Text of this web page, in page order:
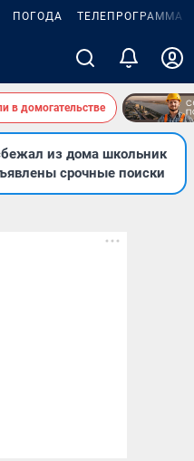
ПОГОДА ТЕЛЕПРОГРАММА
в домогательстве
из дома школьник
срочные поиски